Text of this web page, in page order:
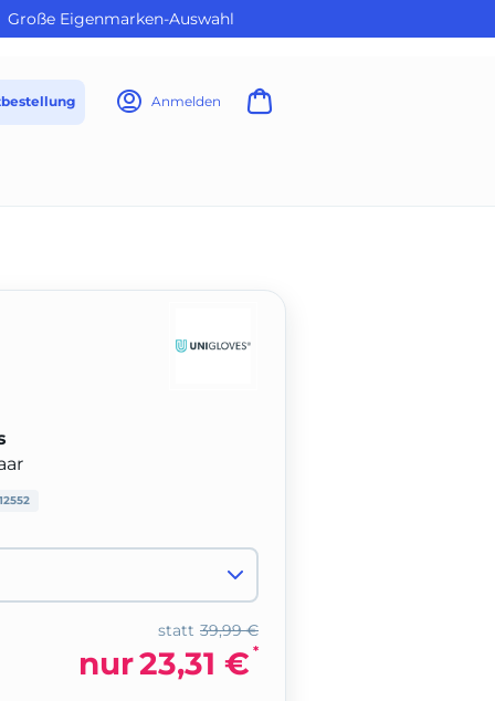
Große Eigenmarken-Auswahl
Anmelden
39,99 €
statt
nur23,31 € *